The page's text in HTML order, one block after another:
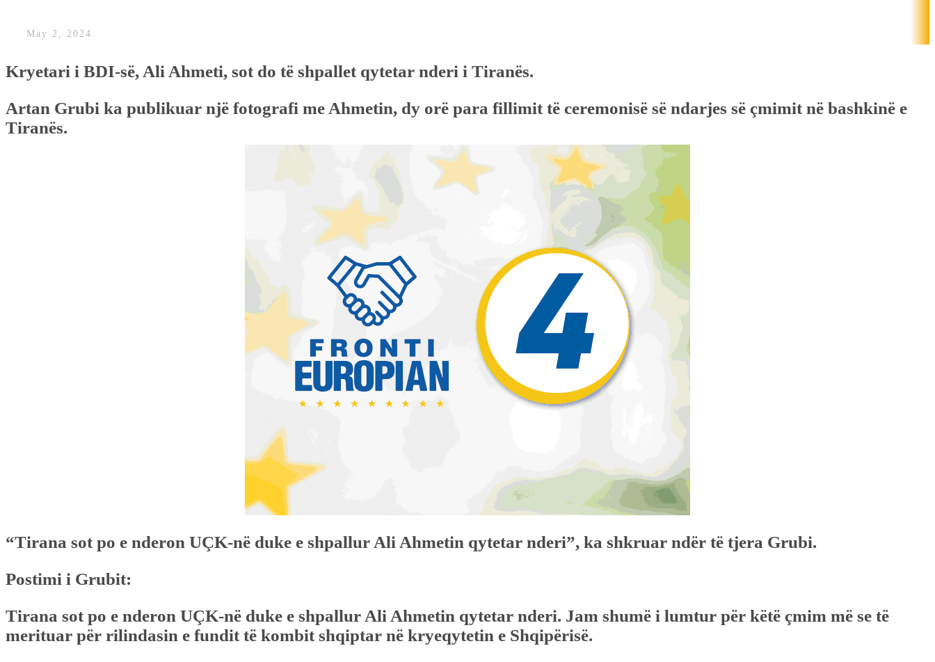
May 2, 2024
Kryetari i BDI-së, Ali Ahmeti, sot do të shpallet qytetar nderi i Tiranës.
Artan Grubi ka publikuar një fotografi me Ahmetin, dy orë para fillimit të ceremonisë së ndarjes së çmimit në bashkinë e
Tiranës.
“Tirana sot po e nderon UÇK-në duke e shpallur Ali Ahmetin qytetar nderi”, ka shkruar ndër të tjera Grubi.
Postimi i Grubit:
Tirana sot po e nderon UÇK-në duke e shpallur Ali Ahmetin qytetar nderi. Jam shumë i lumtur për këtë çmim më se të
merituar për rilindasin e fundit të kombit shqiptar në kryeqytetin e Shqipërisë.